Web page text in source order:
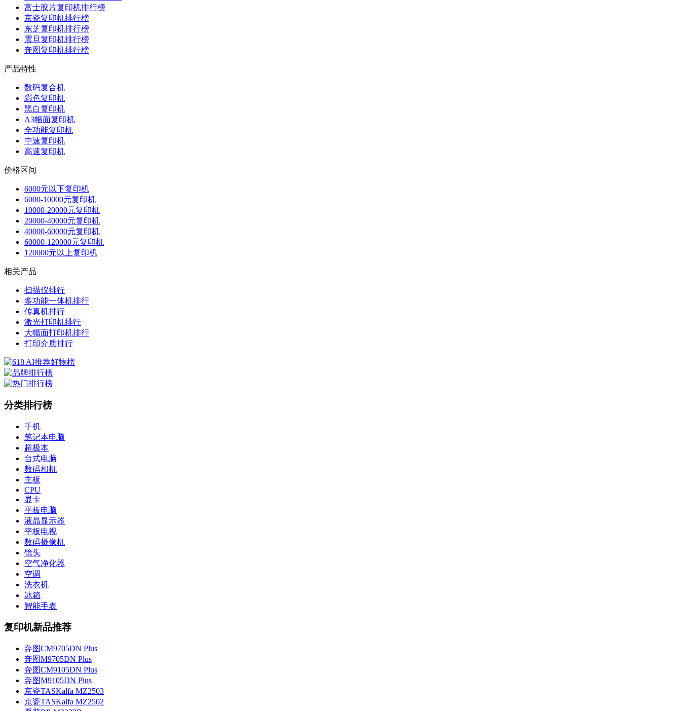
富士胶片复印机排行榜
京瓷复印机排行榜
东芝复印机排行榜
震旦复印机排行榜
奔图复印机排行榜
产品特性
数码复合机
彩色复印机
黑白复印机
A3幅面复印机
全功能复印机
中速复印机
高速复印机
价格区间
6000元以下复印机
6000-10000元复印机
10000-20000元复印机
20000-40000元复印机
40000-60000元复印机
60000-120000元复印机
120000元以上复印机
相关产品
扫描仪排行
多功能一体机排行
传真机排行
激光打印机排行
大幅面打印机排行
打印介质排行
分类排行榜
手机
笔记本电脑
超极本
台式电脑
数码相机
主板
CPU
显卡
平板电脑
液晶显示器
平板电视
数码摄像机
镜头
空气净化器
空调
洗衣机
冰箱
智能手表
复印机新品推荐
奔图CM9705DN Plus
奔图M9705DN Plus
奔图CM9105DN Plus
奔图M9105DN Plus
京瓷TASKalfa MZ2503
京瓷TASKalfa MZ2502